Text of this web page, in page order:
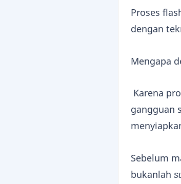
Proses
dengan
Mengapa
Karena
gangguan
Sebelum
bukanlah